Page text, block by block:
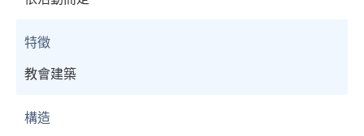
特徵
教會建築
構造